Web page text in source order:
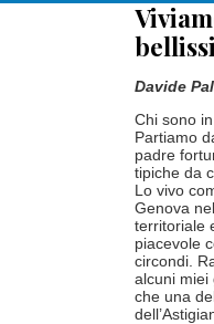
Davide
Chi sono
Partiamo
padre
tipiche da
Lo vivo
Genova
territoriale
piacevole
circondi.
alcuni miei
che una